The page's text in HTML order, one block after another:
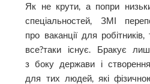
Як не крути, а попри
спеціальностей, ЗМІ
про ваканції для
все?таки існує. Бракує
з боку держави і
для тих людей, які